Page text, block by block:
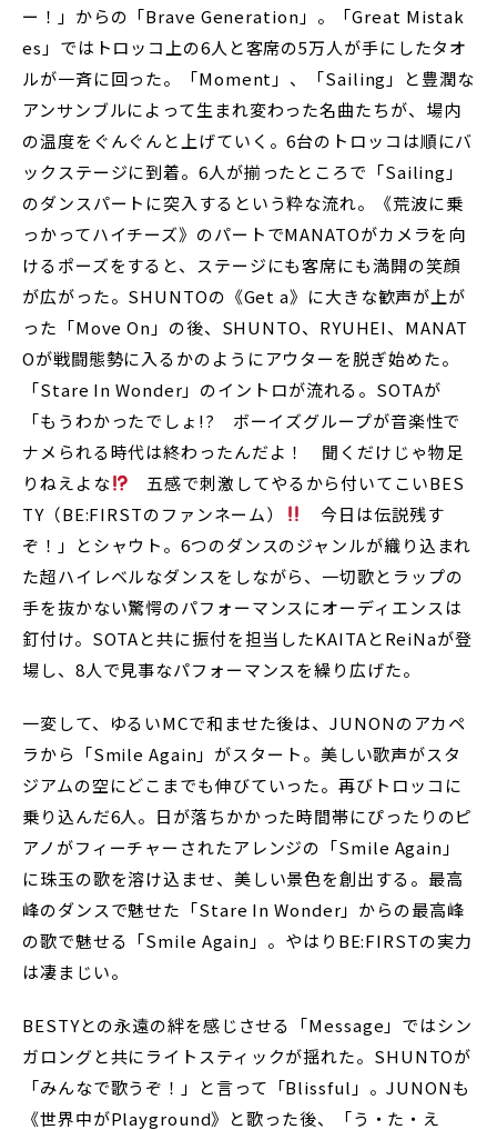
ー！」からの「Brave Generation」。「Great Mistak
es」ではトロッコ上の6人と客席の5万人が手にしたタオ
ルが一斉に回った。「Moment」、「Sailing」と豊潤な
アンサンブルによって生まれ変わった名曲たちが、場内
の温度をぐんぐんと上げていく。6台のトロッコは順にバ
ックステージに到着。6人が揃ったところで「Sailing」
のダンスパートに突入するという粋な流れ。《荒波に乗
っかってハイチーズ》のパートでMANATOがカメラを向
けるポーズをすると、ステージにも客席にも満開の笑顔
が広がった。SHUNTOの《Get a》に大きな歓声が上が
った「Move On」の後、SHUNTO、RYUHEI、MANAT
Oが戦闘態勢に入るかのようにアウターを脱ぎ始めた。
「Stare In Wonder」のイントロが流れる。SOTAが
「もうわかったでしょ!? ボーイズグループが音楽性で
ナメられる時代は終わったんだよ！ 聞くだけじゃ物足
りねえよな
五感で刺激してやるから付いてこいBES
TY（BE:FIRSTのファンネーム）
今日は伝説残す
ぞ！」とシャウト。6つのダンスのジャンルが織り込まれ
た超ハイレベルなダンスをしながら、一切歌とラップの
手を抜かない驚愕のパフォーマンスにオーディエンスは
釘付け。SOTAと共に振付を担当したKAITAとReiNaが登
場し、8人で見事なパフォーマンスを繰り広げた。
一変して、ゆるいMCで和ませた後は、JUNONのアカペ
ラから「Smile Again」がスタート。美しい歌声がスタ
ジアムの空にどこまでも伸びていった。再びトロッコに
乗り込んだ6人。日が落ちかかった時間帯にぴったりのピ
アノがフィーチャーされたアレンジの「Smile Again」
に珠玉の歌を溶け込ませ、美しい景色を創出する。最高
峰のダンスで魅せた「Stare In Wonder」からの最高峰
の歌で魅せる「Smile Again」。やはりBE:FIRSTの実力
は凄まじい。
BESTYとの永遠の絆を感じさせる「Message」ではシン
ガロングと共にライトスティックが揺れた。SHUNTOが
「みんなで歌うぞ！」と言って「Blissful」。JUNONも
《世界中がPlayground》と歌った後、「う・た・え